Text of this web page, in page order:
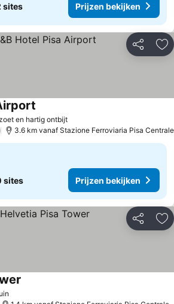
sites Prijzen bekijken
Delen
en hartig ontbijt
3.6 km vanaf Stazione Ferroviaria Pisa Centrale
sites Prijzen bekijken
Delen